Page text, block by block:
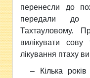
перенесли до
передали до
Тахтауловому.
вилікувати
лікування птаху
– Кілька